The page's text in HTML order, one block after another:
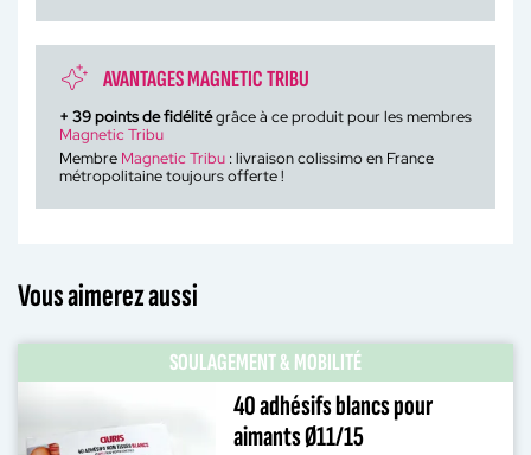
AVANTAGES MAGNETIC TRIBU
+ 39points de fidélitégrâce à ce produit pour les membres
Magnetic Tribu
Membre Magnetic Tribu : livraison colissimo en France
métropolitaine toujours offerte !
Vous aimerez aussi
SOULAGEMENT & MOBILITÉ
40 adhésifs blancs pour
aimants Ø11/15